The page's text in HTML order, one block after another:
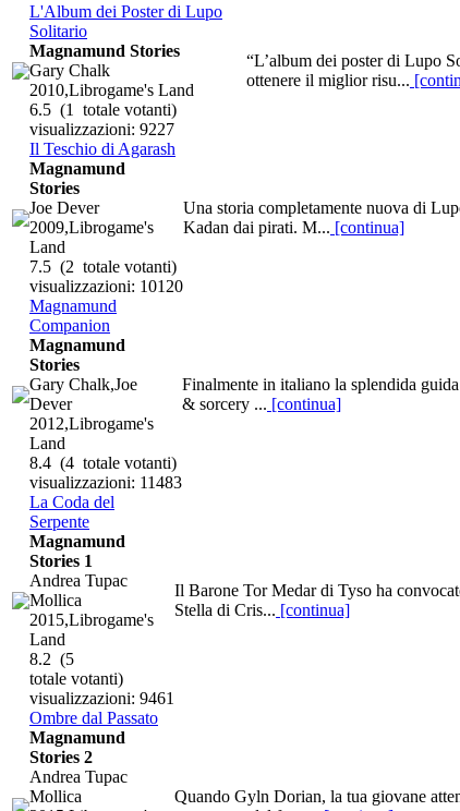
L'Album dei Poster di Lupo
Solitario
“L’album dei poster di Lupo
ottenere il miglior risu...
Magnamund Stories
Gary Chalk
2010,Librogame's Land
6.5 (1 totale votanti)
visualizzazioni: 9227
Il Teschio di Agarash
Una storia completamente nuova di
Kadan dai pirati. M... [continua]
Magnamund
Stories
Joe Dever
2009,Librogame's
Land
7.5 (2 totale votanti)
visualizzazioni: 10120
Magnamund
Companion
Finalmente in italiano la splendida
& sorcery ... [continua]
Magnamund
Stories
Gary Chalk,Joe
Dever
2012,Librogame's
Land
8.4 (4 totale votanti)
visualizzazioni: 11483
La Coda del
Serpente
Il Barone Tor Medar di Tyso ha
Stella di Cris... [continua]
Magnamund
Stories 1
Andrea Tupac
Mollica
2015,Librogame's
Land
8.2 (5
totale votanti)
visualizzazioni: 9461
Ombre dal Passato
Quando Gyln Dorian, la tua giovane
Magnamund
Stories 2
Andrea Tupac
Mollica